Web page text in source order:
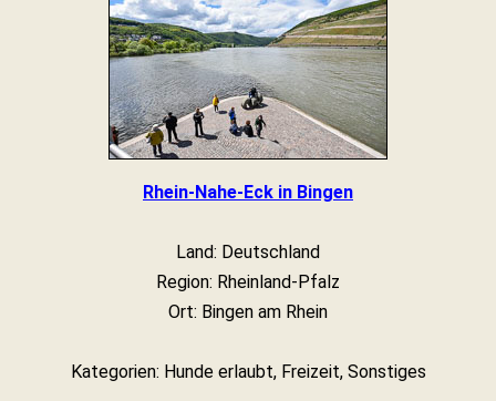
Rhein-Nahe-Eck in Bingen
Land: Deutschland
Region: Rheinland-Pfalz
Ort: Bingen am Rhein
Kategorien: Hunde erlaubt, Freizeit, Sonstiges